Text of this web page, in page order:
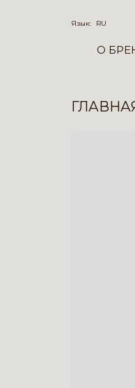
Язык: RU
О